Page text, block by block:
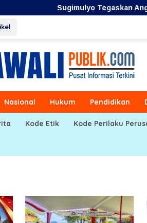
Sugimulyo Tegaskan Angka Rp34,8
Nasional Hukum Pendidikan
Kode Etik Kode Perilaku